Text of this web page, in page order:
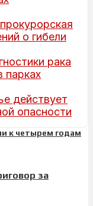
о гибели
рака
парках
действует
опасности
за